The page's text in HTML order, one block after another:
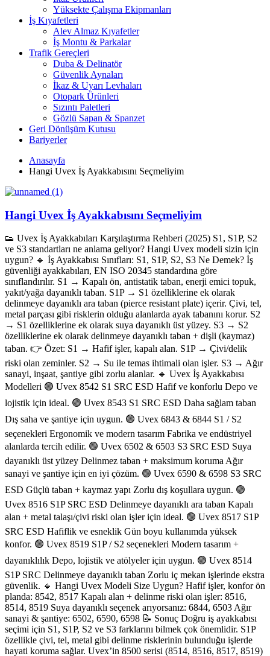
Yüksekte Çalışma Ekipmanları
İş Kıyafetleri
Alev Almaz Kıyafetler
İş Montu & Parkalar
Trafik Gereçleri
Duba & Delinatör
Güvenlik Aynaları
İkaz & Uyarı Levhaları
Otopark Ürünleri
Sızıntı Paletleri
Gözlü Sapan & Spanzet
Geri Dönüşüm Kutusu
Bariyerler
Anasayfa
Hangi Uvex İş Ayakkabısını Seçmeliyim
Hangi Uvex İş Ayakkabısını Seçmeliyim
👟 Uvex İş Ayakkabıları Karşılaştırma Rehberi (2025) S1, S1P, S2
ve S3 standartları ne anlama geliyor? Hangi Uvex modeli sizin için
uygun? 🔹 İş Ayakkabısı Sınıfları: S1, S1P, S2, S3 Ne Demek? İş
güvenliği ayakkabıları, EN ISO 20345 standardına göre
sınıflandırılır. S1 → Kapalı ön, antistatik taban, enerji emici topuk,
yakıt/yağa dayanıklı taban. S1P → S1 özelliklerine ek olarak
delinmeye dayanıklı ara taban (pierce resistant plate) içerir. Çivi, tel,
metal parçası gibi risklerin olduğu alanlarda ayak tabanını korur. S2
→ S1 özelliklerine ek olarak suya dayanıklı üst yüzey. S3 → S2
özelliklerine ek olarak delinmeye dayanıklı taban + dişli (kaymaz)
taban. 👉 Özet: S1 → Hafif işler, kapalı alan. S1P → Çivi/delik
riski olan zeminler. S2 → Su ile temas ihtimali olan işler. S3 → Ağır
sanayi, inşaat, şantiye gibi zorlu alanlar. 🔹 Uvex İş Ayakkabısı
Modelleri 🟢 Uvex 8542 S1 SRC ESD Hafif ve konforlu Depo ve
lojistik için ideal. 🟢 Uvex 8543 S1 SRC ESD Daha sağlam taban
Dış saha ve şantiye için uygun. 🟢 Uvex 6843 & 6844 S1 / S2
seçenekleri Ergonomik ve modern tasarım Fabrika ve endüstriyel
alanlarda tercih edilir. 🟢 Uvex 6502 & 6503 S3 SRC ESD Suya
dayanıklı üst yüzey Delinmez taban + maksimum koruma Ağır
sanayi ve şantiye için en iyi çözüm. 🟢 Uvex 6590 & 6598 S3 SRC
ESD Güçlü taban + kaymaz yapı Zorlu dış koşullara uygun. 🟢
Uvex 8516 S1P SRC ESD Delinmeye dayanıklı ara taban Kapalı
alan + metal talaşı/çivi riski olan işler için ideal. 🟢 Uvex 8517 S1P
SRC ESD Hafiflik ve esneklik Gün boyu kullanımda yüksek
konfor. 🟢 Uvex 8519 S1P / S2 seçenekleri Modern tasarım +
dayanıklılık Depo, lojistik ve atölyeler için uygun. 🟢 Uvex 8514
S1P SRC Delinmeye dayanıklı taban Zorlu iç mekan işlerinde ekstra
güvenlik. 🔹 Hangi Uvex Modeli Size Uygun? Hafif işler, konfor ön
planda: 8542, 8517 Kapalı alan + delinme riski olan işler: 8516,
8514, 8519 Suya dayanıklı seçenek arıyorsanız: 6844, 6503 Ağır
sanayi & şantiye: 6502, 6590, 6598 📝 Sonuç Doğru iş ayakkabısı
seçimi için S1, S1P, S2 ve S3 farklarını bilmek çok önemlidir. S1P
özellikle çivi, tel, metal gibi delinme risklerinin bulunduğu işlerde
hayati koruma sağlar. Uvex’in 8500 serisi (8514, 8516, 8517, 8519)